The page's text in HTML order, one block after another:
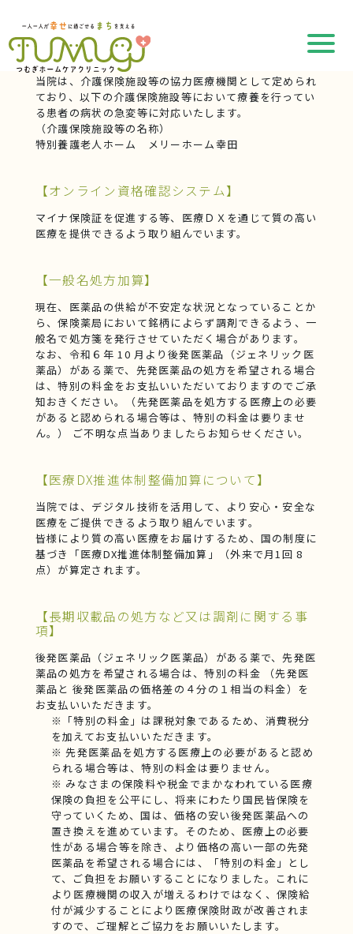
【連携機関名】
当院は、介護保険施設等の協力医療機関として定められ
ており、以下の介護保険施設等において療養を行ってい
る患者の病状の急変等に対応いたします。
（介護保険施設等の名称）
特別養護老人ホーム メリーホーム幸田
【オンライン資格確認システム】
マイナ保険証を促進する等、医療ＤＸを通じて質の高い
医療を提供できるよう取り組んでいます。
【一般名処方加算】
現在、医薬品の供給が不安定な状況となっていることか
ら、保険薬局において銘柄によらず調剤できるよう、一
般名で処方箋を発行させていただく場合があります。
なお、令和６年 10 月より後発医薬品（ジェネリック医
薬品）がある薬で、先発医薬品の処方を希望される場合
は、特別の料金をお支払いいただいておりますのでご承
知おきください。（先発医薬品を処方する医療上の必要
があると認められる場合等は、特別の料金は要りませ
ん。） ご不明な点当ありましたらお知らせください。
【医療DX推進体制整備加算について】
当院では、デジタル技術を活用して、より安心・安全な
医療をご提供できるよう取り組んでいます。
皆様により質の高い医療をお届けするため、国の制度に
基づき「医療DX推進体制整備加算」（外来で月1回 8
点）が算定されます。
【長期収載品の処方など又は調剤に関する事
項】
後発医薬品（ジェネリック医薬品）がある薬で、先発医
薬品の処方を希望される場合は、特別の料金 （先発医
薬品と 後発医薬品の価格差の４分の１相当の料金）を
お支払いいただきます。
※「特別の料金」は課税対象であるため、消費税分
を加えてお支払いいただきます。
※ 先発医薬品を処方する医療上の必要があると認め
られる場合等は、特別の料金は要りません。
※ みなさまの保険料や税金でまかなわれている医療
保険の負担を公平にし、将来にわたり国民皆保険を
守っていくため、国は、価格の安い後発医薬品への
置き換えを進めています。そのため、医療上の必要
性がある場合等を除き、より価格の高い一部の先発
医薬品を希望される場合には、「特別の料金」とし
て、ご負担をお願いすることになりました。これに
より医療機関の収入が増えるわけではなく、保険給
付が減少することにより医療保険財政が改善されま
すので、ご理解とご協力をお願いいたします。